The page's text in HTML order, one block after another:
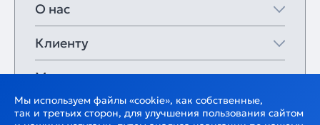
О нас
Клиенту
Мои закладки
Мы используем файлы «cookie», как собственные,
так и третьих сторон, для улучшения пользования сайтом